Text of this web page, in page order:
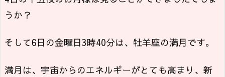
うか？
そして6日の金曜日3時40分は、牡羊座の満月です。
満月は、宇宙からのエネルギーがとても高まり、新